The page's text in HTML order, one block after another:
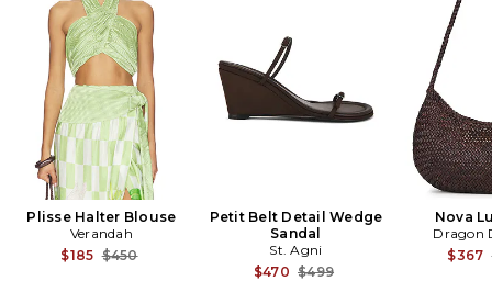
Plisse Halter Blouse
Verandah
$185 Previous price:
$450
Petit Belt Detail Wedge
Sandal
St. Agni
$470 Previous price:
$499
Nova
Dragon
$367